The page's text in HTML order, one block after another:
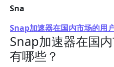
Sna
Snap加速器在国内市场的用
Snap加速器在国
有哪些？